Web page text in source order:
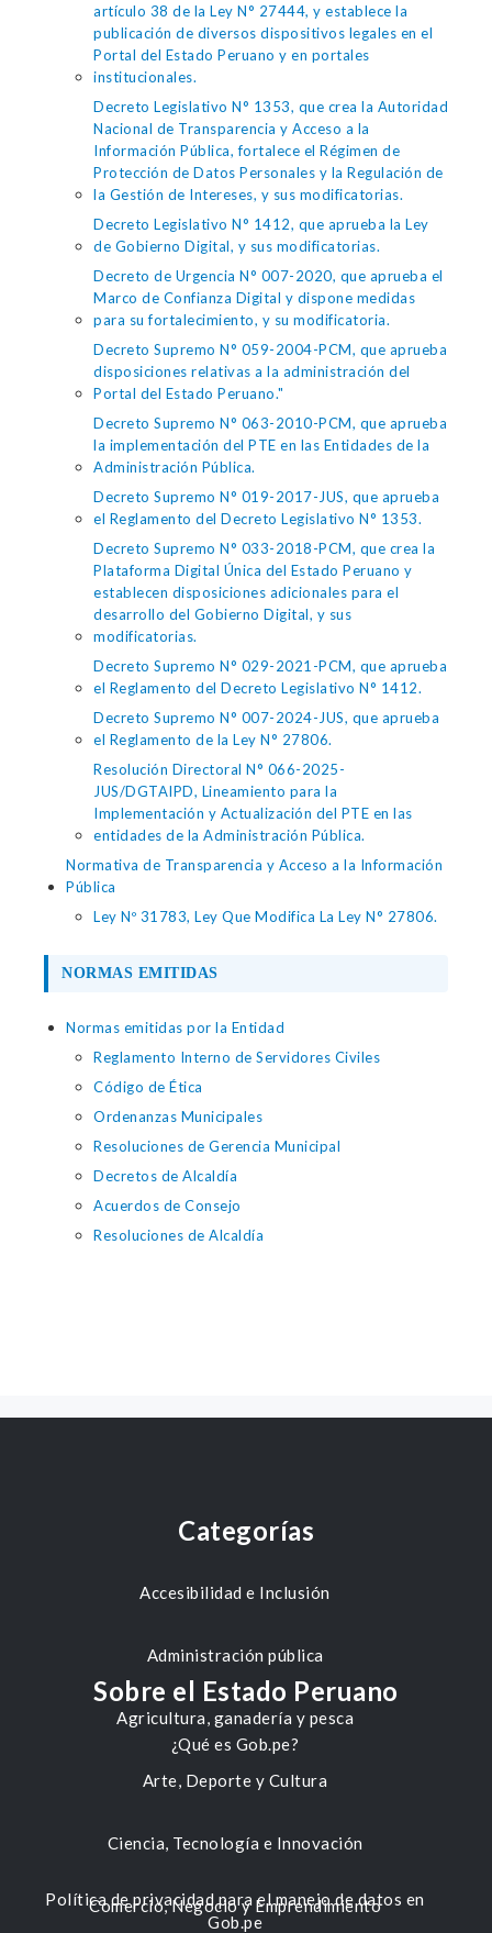
artículo 38 de la Ley N° 27444, y establece la
publicación de diversos dispositivos legales en el
Portal del Estado Peruano y en portales
institucionales.
Decreto Legislativo N° 1353, que crea la Autoridad
Nacional de Transparencia y Acceso a la
Información Pública, fortalece el Régimen de
Protección de Datos Personales y la Regulación de
la Gestión de Intereses, y sus modificatorias.
Decreto Legislativo N° 1412, que aprueba la Ley
de Gobierno Digital, y sus modificatorias.
Decreto de Urgencia N° 007-2020, que aprueba el
Marco de Confianza Digital y dispone medidas
para su fortalecimiento, y su modificatoria.
Decreto Supremo N° 059-2004-PCM, que aprueba
disposiciones relativas a la administración del
Portal del Estado Peruano."
Decreto Supremo N° 063-2010-PCM, que aprueba
la implementación del PTE en las Entidades de la
Administración Pública.
Decreto Supremo N° 019-2017-JUS, que aprueba
el Reglamento del Decreto Legislativo N° 1353.
Decreto Supremo N° 033-2018-PCM, que crea la
Plataforma Digital Única del Estado Peruano y
establecen disposiciones adicionales para el
desarrollo del Gobierno Digital, y sus
modificatorias.
Decreto Supremo N° 029-2021-PCM, que aprueba
el Reglamento del Decreto Legislativo N° 1412.
Decreto Supremo N° 007-2024-JUS, que aprueba
el Reglamento de la Ley N° 27806.
Resolución Directoral N° 066-2025-
JUS/DGTAIPD, Lineamiento para la
Implementación y Actualización del PTE en las
entidades de la Administración Pública.
Normativa de Transparencia y Acceso a la Información
Pública
Ley Nº 31783, Ley Que Modifica La Ley N° 27806.
NORMAS EMITIDAS
Normas emitidas por la Entidad
Reglamento Interno de Servidores Civiles
Código de Ética
Ordenanzas Municipales
Resoluciones de Gerencia Municipal
Decretos de Alcaldía
Acuerdos de Consejo
Resoluciones de Alcaldía
Categorías
Accesibilidad e Inclusión
Administración pública
Agricultura, ganadería y pesca
Arte, Deporte y Cultura
Ciencia, Tecnología e Innovación
Comercio, Negocio y Emprendimiento
Sobre el Estado Peruano
¿Qué es Gob.pe?
Política de privacidad para el manejo de datos en
Gob.pe